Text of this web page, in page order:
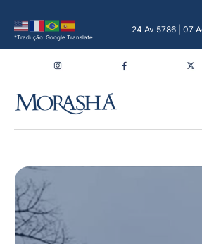
*Tradução: Google Translate
24 Av 5786 | 07